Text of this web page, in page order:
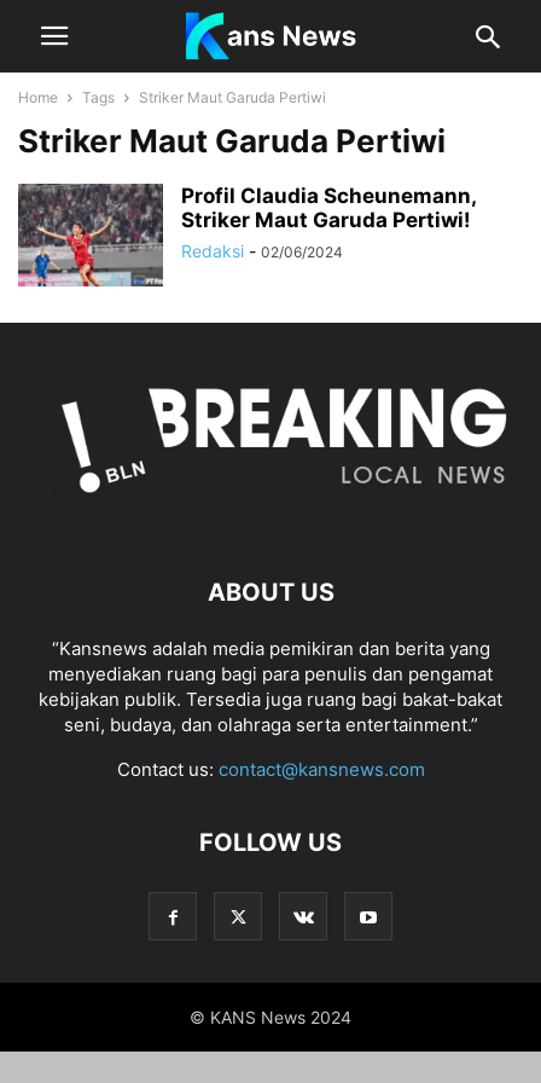
Home Tags Striker Maut Garuda Pertiwi
Striker Maut Garuda Pertiwi
Profil Claudia Scheunemann,
Striker Maut Garuda Pertiwi!
Redaksi - 02/06/2024
ABOUT US
“Kansnews adalah media pemikiran dan berita yang
menyediakan ruang bagi para penulis dan pengamat
kebijakan publik. Tersedia juga ruang bagi bakat-bakat
seni, budaya, dan olahraga serta entertainment.”
Contact us: contact@kansnews.com
FOLLOW US
© KANS News 2024